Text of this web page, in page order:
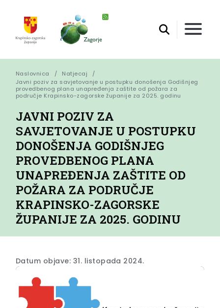
Naslovnica
Natjecaj
Javni poziv za savjetovanje u postupku donošenja Godišnjeg
provedbenog plana unapređenja zaštite od požara za
područje Krapinsko-zagorske županije za 2025. godinu
JAVNI POZIV ZA
SAVJETOVANJE U POSTUPKU
DONOŠENJA GODIŠNJEG
PROVEDBENOG PLANA
UNAPREĐENJA ZAŠTITE OD
POŽARA ZA PODRUČJE
KRAPINSKO-ZAGORSKE
ŽUPANIJE ZA 2025. GODINU
Datum objave: 31. listopada 2024.